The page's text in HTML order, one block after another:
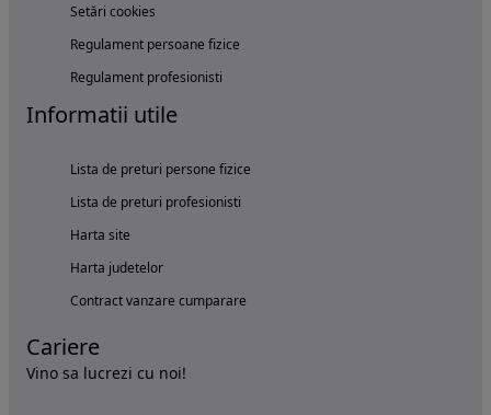
Setări cookies
Regulament persoane fizice
Regulament profesionisti
Informatii utile
Lista de preturi persone fizice
Lista de preturi profesionisti
Harta site
Harta judetelor
Contract vanzare cumparare
Cariere
Vino sa lucrezi cu noi!